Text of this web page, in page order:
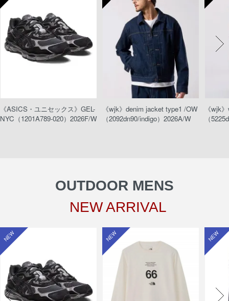
《ASICS・ユニセックス》GEL-
NYC（1201A789-020）2026F/W
《wjk》denim jacket type1 /OW
（2092dn90/indigo）2026A/W
《wjk
（
OUTDOOR MENS
NEW ARRIVAL
NEW NEW NEW